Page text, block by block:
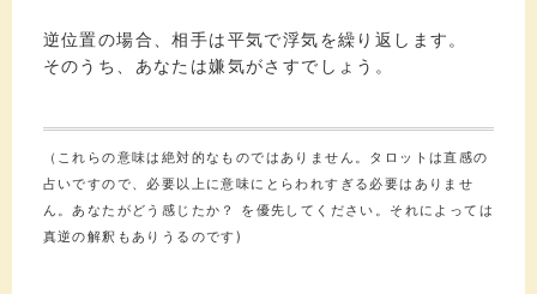
逆位置の場合、相手は平気で浮気を繰り返します。
そのうち、あなたは嫌気がさすでしょう。
（これらの意味は絶対的なものではありません。タロットは直感の
占いですので、必要以上に意味にとらわれすぎる必要はありませ
ん。あなたがどう感じたか？ を優先してください。それによっては
真逆の解釈もありうるのです)